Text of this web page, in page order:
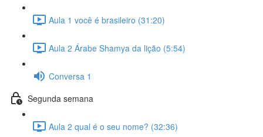
Aula 1 você é brasileiro (31:20)
Aula 2 Árabe Shamya da lição (5:54)
Conversa 1
Segunda semana
Aula 2 qual é o seu nome? (32:36)